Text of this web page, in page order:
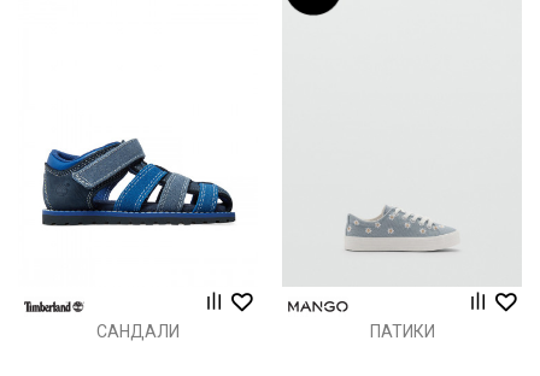
САНДАЛИ ПАТИКИ